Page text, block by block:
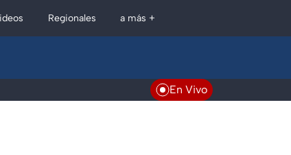
Regionales a más +
En Vivo